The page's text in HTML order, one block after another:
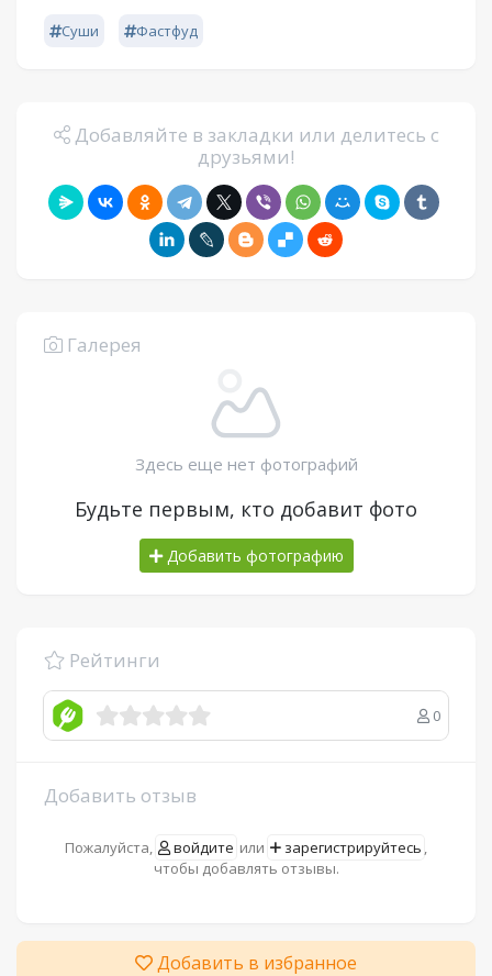
Суши Фастфуд
Добавляйте в закладки или делитесь с
друзьями!
Галерея
Здесь еще нет фотографий
Будьте первым, кто добавит фото
Добавить фотографию
Рейтинги
0
Добавить отзыв
Пожалуйста, войдите или зарегистрируйтесь ,
чтобы добавлять отзывы.
Добавить в избранное